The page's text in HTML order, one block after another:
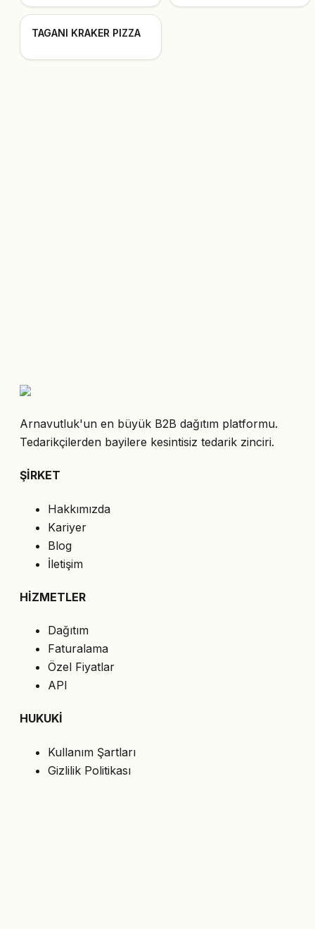
TAGANI KRAKER PIZZA
Arnavutluk'un en büyük B2B dağıtım platformu.
Tedarikçilerden bayilere kesintisiz tedarik zinciri.
ŞİRKET
Hakkımızda
Kariyer
Blog
İletişim
HİZMETLER
Dağıtım
Faturalama
Özel Fiyatlar
API
HUKUKİ
Kullanım Şartları
Gizlilik Politikası